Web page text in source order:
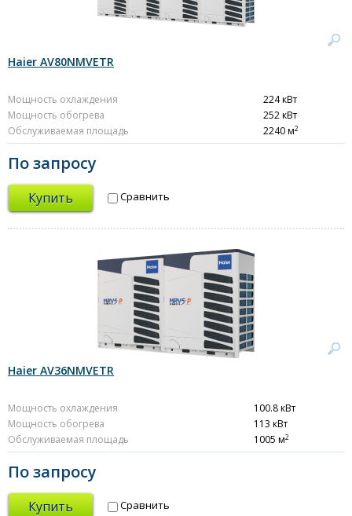
Haier AV80NMVETR
Мощность охлаждения
224 кВт
Мощность обогрева
252 кВт
Обслуживаемая площадь
2240 м2
По запросу
Купить Сравнить
Haier AV36NMVETR
Мощность охлаждения
100.8 кВт
Мощность обогрева
113 кВт
Обслуживаемая площадь
1005 м2
По запросу
Купить Сравнить